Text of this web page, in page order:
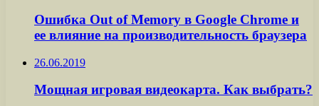
Ошибка Out of Memory в Google Chrome и
ее влияние на производительность браузера
26.06.2019
Мощная игровая видеокарта. Как выбрать?